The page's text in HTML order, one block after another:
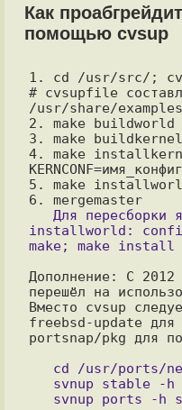
Как
помощью cvsup
1. cd /usr/src/;
# cvsupfile
/usr/share/
2. make buildworld
3. make buildkernel
4. make
5. make
6. mergemaster
installworld: config
Дополнение: C 2012
перешёл на
Вместо cvsup
freebsd-update для
portsnap/pkg для